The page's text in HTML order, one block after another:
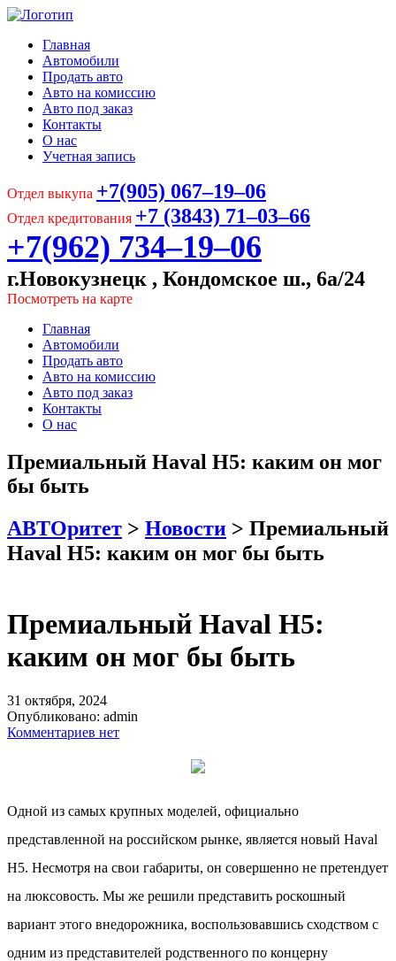
Главная
Автомобили
Продать авто
Авто на комиссию
Авто под заказ
Контакты
О нас
Учетная запись
Отдел выкупа +7(905) 067‒19‒06
Отдел кредитования +7 (3843) 71‒03‒66
+7(962) 734‒19‒06
г.Новокузнецк , Кондомское ш., 6а/24
Посмотреть на карте
Главная
Автомобили
Продать авто
Авто на комиссию
Авто под заказ
Контакты
О нас
Премиальный Haval H5: каким он мог
бы быть
АВТОритет > Новости > Премиальный
Haval H5: каким он мог бы быть
Премиальный Haval H5:
каким он мог бы быть
31 октября, 2024
Опубликовано: admin
Комментариев нет
Одной из самых крупных моделей, официально
представленной на российском рынке, является новый Haval
H5. Несмотря на свои габариты, он совершенно не претендует
на люксовость. Мы же решили представить роскошный
вариант этого внедорожника, воспользовавшись сходством с
одним из представителей родственного по концерну